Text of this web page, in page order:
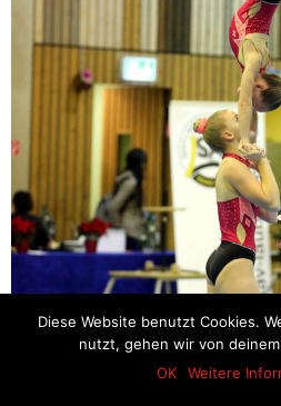
Diese Website benutzt Cookies.
nutzt, gehen wir von
OK
Weitere